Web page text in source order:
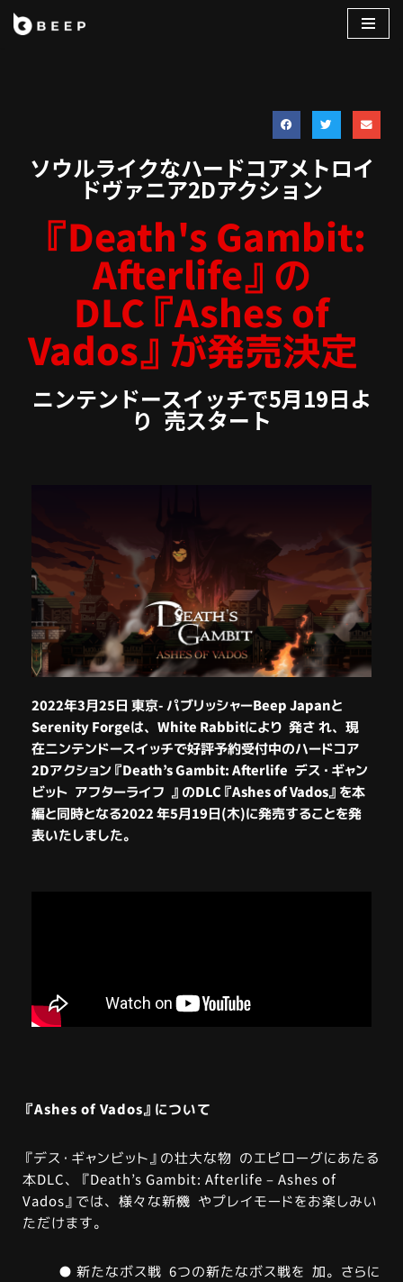
ソウルライクなハードコアメトロイ
ドヴァニア2Dアクション
『Death's Gambit:
Afterlife』の
DLC『Ashes of
Vados』が発売決定
ニンテンドースイッチで5月19日よ
り 売スタート
2022年3月25日 東京- パブリッシャーBeep Japanと
Serenity Forgeは、White Rabbitにより 発さ れ、現
在ニンテンドースイッチで好評予約受付中のハードコア
2Dアクション 『Death’s Gambit: Afterlife デス・ギャン
ビット アフターライフ 』 のDLC『Ashes of Vados』を本
編と同時となる2022 年5月19日(木)に発売することを発
表いたしました。
『Ashes of Vados』について
『デス・ギャンビット』の壮大な物 のエピローグにあたる
本DLC、『Death’s Gambit: Afterlife – Ashes of
Vados』では、様々な新機 やプレイモードをお楽しみい
ただけます。
● 新たなボス戦 6つの新たなボス戦を 加。さらに